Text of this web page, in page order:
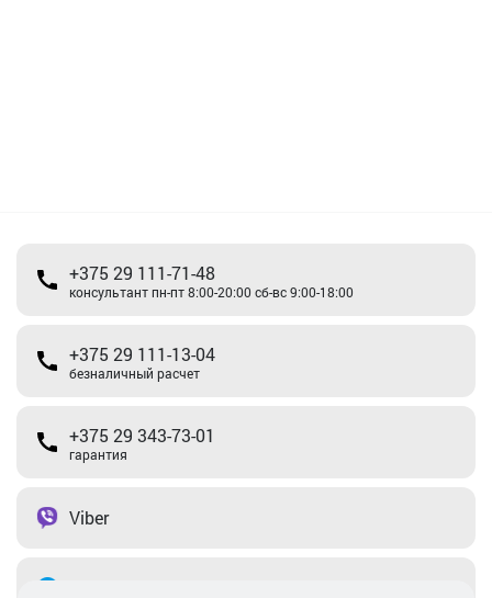
+375 29 111-71-48
консультант пн-пт 8:00-20:00 сб-вс 9:00-18:00
+375 29 111-13-04
безналичный расчет
+375 29 343-73-01
гарантия
Viber